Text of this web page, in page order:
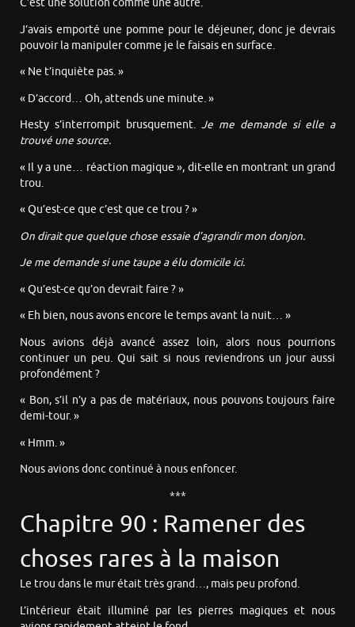
C’est une solution comme une autre.
J’avais emporté une pomme pour le déjeuner, donc je devrais
pouvoir la manipuler comme je le faisais en surface.
« Ne t’inquiète pas. »
« D’accord… Oh, attends une minute. »
Hesty s’interrompit brusquement. Je me demande si elle a
trouvé une source.
« Il y a une… réaction magique », dit-elle en montrant un grand
trou.
« Qu’est-ce que c’est que ce trou ? »
On dirait que quelque chose essaie d’agrandir mon donjon.
Je me demande si une taupe a élu domicile ici.
« Qu’est-ce qu’on devrait faire ? »
« Eh bien, nous avons encore le temps avant la nuit… »
Nous avions déjà avancé assez loin, alors nous pourrions
continuer un peu. Qui sait si nous reviendrons un jour aussi
profondément ?
« Bon, s’il n’y a pas de matériaux, nous pouvons toujours faire
demi-tour. »
« Hmm. »
Nous avions donc continué à nous enfoncer.
***
Chapitre 90 : Ramener des
choses rares à la maison
Le trou dans le mur était très grand…, mais peu profond.
L’intérieur était illuminé par les pierres magiques et nous